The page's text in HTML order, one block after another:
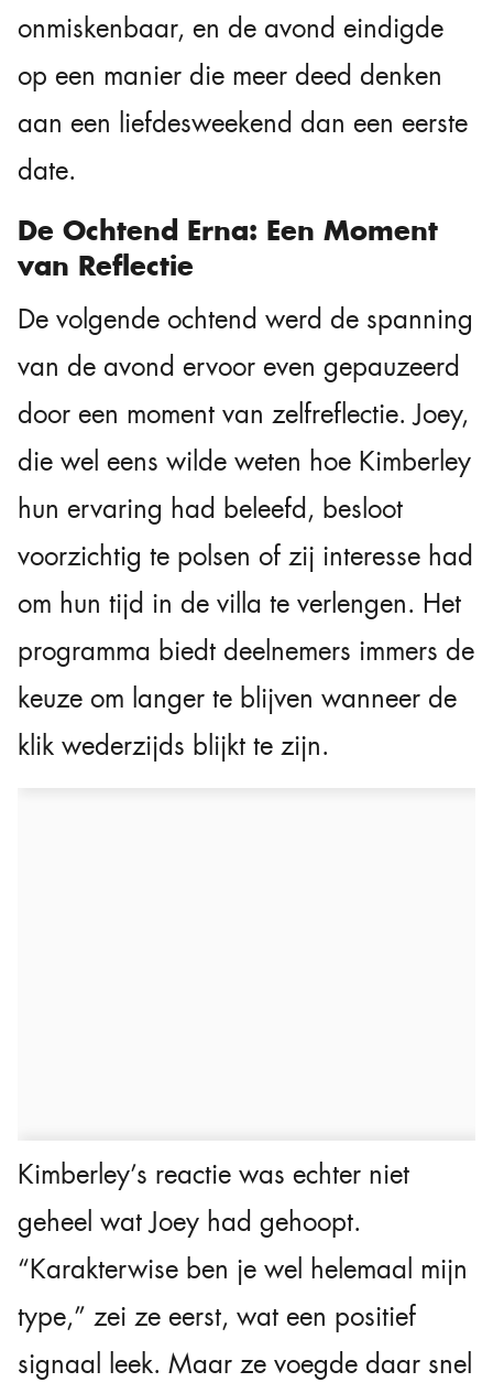
onmiskenbaar, en de avond eindigde
op een manier die meer deed denken
aan een liefdesweekend dan een eerste
date.
De Ochtend Erna: Een Moment
van Reflectie
De volgende ochtend werd de spanning
van de avond ervoor even gepauzeerd
door een moment van zelfreflectie. Joey,
die wel eens wilde weten hoe Kimberley
hun ervaring had beleefd, besloot
voorzichtig te polsen of zij interesse had
om hun tijd in de villa te verlengen. Het
programma biedt deelnemers immers de
keuze om langer te blijven wanneer de
klik wederzijds blijkt te zijn.
Kimberley’s reactie was echter niet
geheel wat Joey had gehoopt.
“Karakterwise ben je wel helemaal mijn
type,” zei ze eerst, wat een positief
signaal leek. Maar ze voegde daar snel